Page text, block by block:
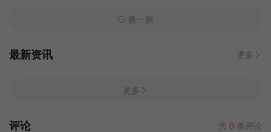
换一换
最新资讯 更多
更多
评论 共 0 条评论